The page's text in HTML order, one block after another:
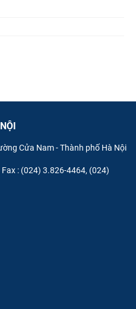
Cửa Nam - Thành phố Hà Nội
: (024) 3.826-4464, (024)